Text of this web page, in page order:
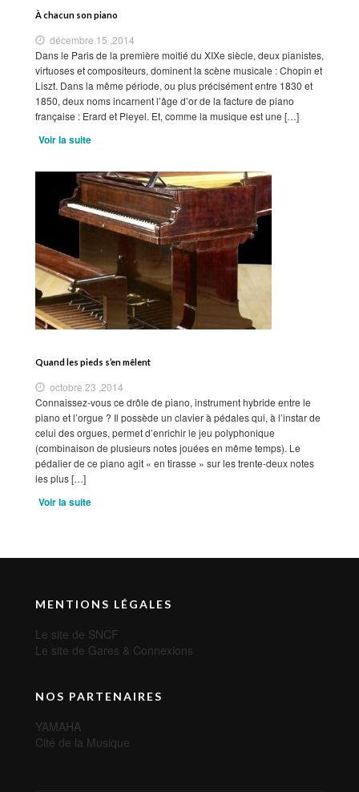
À chacun son piano
décembre 15 ,2014
Dans le Paris de la première moitié du XIXe siècle, deux pianistes,
virtuoses et compositeurs, dominent la scène musicale : Chopin et
Liszt. Dans la même période, ou plus précisément entre 1830 et
1850, deux noms incarnent l’âge d’or de la facture de piano
française : Erard et Pleyel. Et, comme la musique est une […]
Voir la suite
Quand les pieds s’en mêlent
octobre 23 ,2014
Connaissez-vous ce drôle de piano, instrument hybride entre le
piano et l’orgue ? Il possède un clavier à pédales qui, à l’instar de
celui des orgues, permet d’enrichir le jeu polyphonique
(combinaison de plusieurs notes jouées en même temps). Le
pédalier de ce piano agit « en tirasse » sur les trente-deux notes
les plus […]
Voir la suite
MENTIONS LÉGALES
Le site de SNCF
Le site de Gares & Connexions
NOS PARTENAIRES
YAMAHA
Cité de la Musique